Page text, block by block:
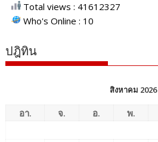
Total views : 41612327
Who's Online : 10
ปฎิทิน
สิงหาคม 2026
อา. จ. อ. พ.